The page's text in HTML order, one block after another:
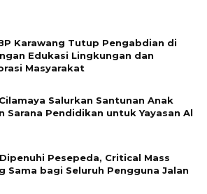
Karawang Tutup Pengabdian di
Edukasi Lingkungan dan
Masyarakat
Salurkan Santunan Anak
Sarana Pendidikan untuk Yayasan Al
Pesepeda, Critical Mass
Sama bagi Seluruh Pengguna Jalan